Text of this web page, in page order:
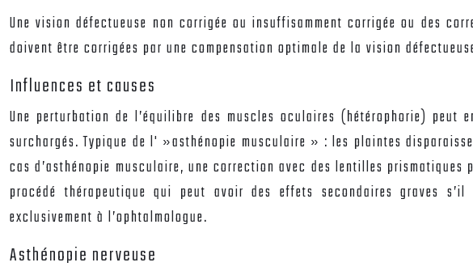
Une vision défectueuse non corrigée ou insuffisamment corrigée ou des
doivent être corrigées par une compensation optimale de la vision
Influences et causes
Une perturbation de l’équilibre des muscles oculaires (hétérophorie)
surchargés. Typique de l' »asthénopie musculaire » : les plaintes
cas d’asthénopie musculaire, une correction avec des lentilles
procédé thérapeutique qui peut avoir des effets secondaires graves
exclusivement à l’ophtalmologue.
Asthénopie nerveuse